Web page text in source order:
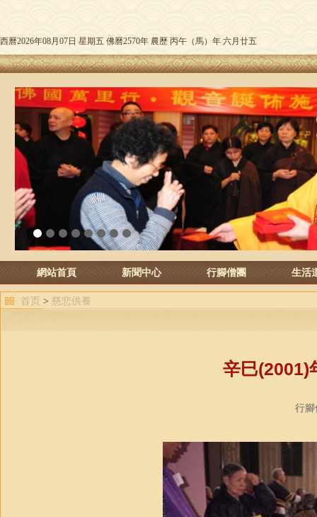
西曆2026年08月07日 星期五 佛曆2570年 農歷 丙午（馬）年 六月廿五
3 4 5 6 7 8
網站首頁 新聞中心 行腳僧團 生活
首页 > 慈悲供養
辛巳(2001)
行腳